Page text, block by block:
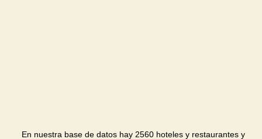
En nuestra base de datos hay 2560 hoteles y restaurantes y